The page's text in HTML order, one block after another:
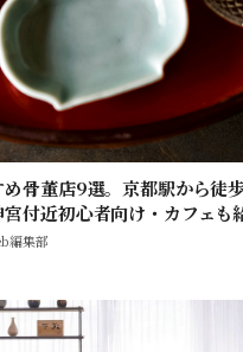
骨董店9選。京都駅から徒
付近初心者向け・カフェも
編集部